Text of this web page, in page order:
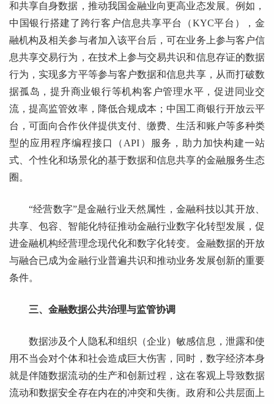
和共享自身数据，推动我国金融业向更高业态发展。例如，
中国银行搭建了跨行客户信息共享平台（KYC平台），金
融机构及相关参与者加入该平台后，可在业务上参与客户信
息共享交易行为，在技术上参与交易共识和信息存证的数据
行为，实现多方平等参与客户数据和信息共享，从而打破数
据孤岛，提升商业银行等机构客户管理水平，促进同业交
流，提高监管效率，降低合规成本；中国工商银行开放云平
台，可面向合作伙伴提供支付、缴费、生活和账户等多种类
型的应用程序编程接口（API）服务，助力加快构建一站
式、个性化和场景化的基于数据和信息共享的金融服务生态
圈。
“经营数字”是金融行业天然属性，金融科技以其开放、
共享、包容、智能化特征推动金融行业数字化转型发展，促
进金融机构经营理念现代化和数字化转变。金融数据的开放
与融合已成为金融行业普遍共识和推动业务发展创新的重要
条件。
三、金融数据公共治理与监管协调
数据涉及个人隐私和组织（企业）敏感信息，泄露和使
用不当会对个体和社会造成巨大伤害，同时，数字经济本身
就是伴随数据流动的生产和创新过程，这在客观上导致数据
流动和数据安全存在内在的冲突和失衡。政府和公共层面上